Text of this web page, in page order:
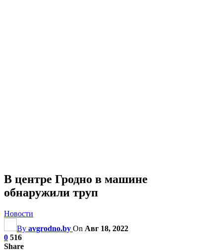
В центре Гродно в машине
обнаружили труп
Новости
By avgrodno.by On Авг 18, 2022
0 516
Share